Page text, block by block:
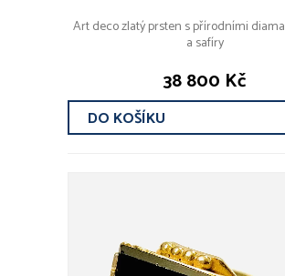
Art deco zlatý prsten s přírodními
a safíry
38 800 Kč
DO KOŠÍKU